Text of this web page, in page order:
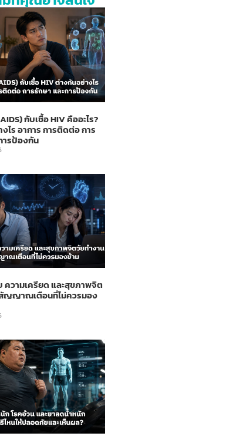
กับเชื้อ HIV คืออะไร?
ไร อาการ การติดต่อ การ
ารป้องกัน
ความเครียด และสุขภาพจิต
ญญาณเตือนที่ไม่ควรมอง